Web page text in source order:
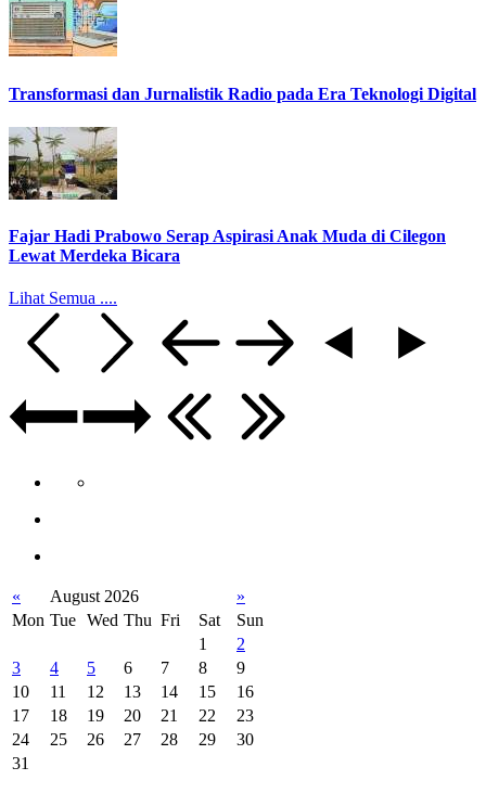
Transformasi dan Jurnalistik Radio pada Era Teknologi Digital
Fajar Hadi Prabowo Serap Aspirasi Anak Muda di Cilegon
Lewat Merdeka Bicara
Lihat Semua ....
« August 2026
»
Mon Tue Wed Thu Fri Sat
Sun
1
2
3
4 5 6 7 8
9
10
11 12 13 14 15
16
17
18 19 20 21 22
23
24
25 26 27 28 29
30
31